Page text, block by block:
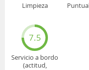
Limpieza
7.5
Servicio a bordo
(actitud,